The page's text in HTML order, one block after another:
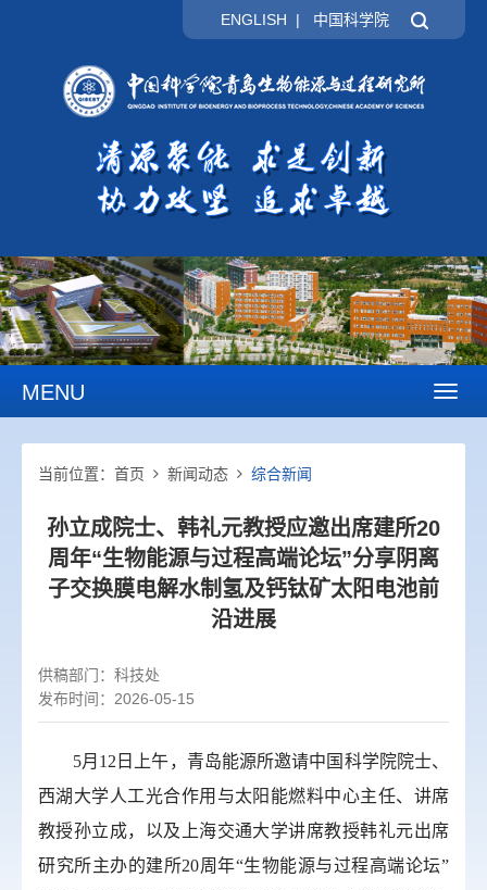
ENGLISH | 中国科学院
MENU
当前位置： 首页 新闻动态 综合新闻
孙立成院士、韩礼元教授应邀出席建所20
周年“生物能源与过程高端论坛”分享阴离
子交换膜电解水制氢及钙钛矿太阳电池前
沿进展
供稿部门： 科技处
发布时间：2026-05-15
5月 12 日上午，青岛能源所邀请中国科学院院士、
西湖大学人工光合作用与太阳能燃料中心主任、讲席
教授孙立成，以及上海交通大学讲席教授韩礼元出席
研究所主办的建所20周年“生物能源与过程高端论坛”